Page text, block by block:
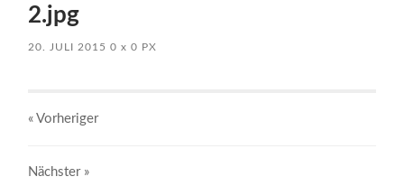
2.jpg
20. JULI 2015 0x 0 PX
« Vorheriger
Nächster »